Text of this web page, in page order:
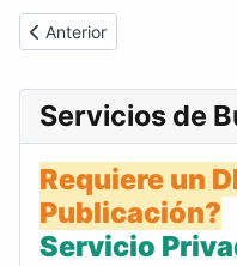
Link
Email
Artículo anterior: Gaceta
Anterior
Servicios de
Requiere un
Publicación?
Servicio